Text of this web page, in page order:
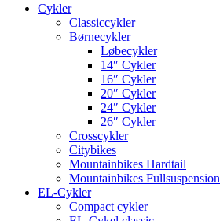
Cykler
Classiccykler
Børnecykler
Løbecykler
14″ Cykler
16″ Cykler
20″ Cykler
24″ Cykler
26″ Cykler
Crosscykler
Citybikes
Mountainbikes Hardtail
Mountainbikes Fullsuspension
EL-Cykler
Compact cykler